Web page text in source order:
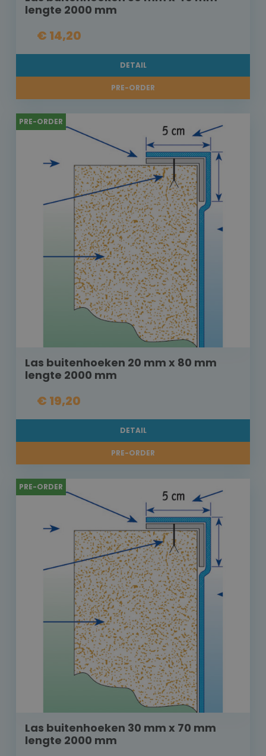
lengte 2000 mm
€ 14,20
DETAIL
PRE-ORDER
PRE-ORDER
Las buitenhoeken 20 mm x 80 mm
lengte 2000 mm
€ 19,20
DETAIL
PRE-ORDER
PRE-ORDER
Las buitenhoeken 30 mm x 70 mm
lengte 2000 mm